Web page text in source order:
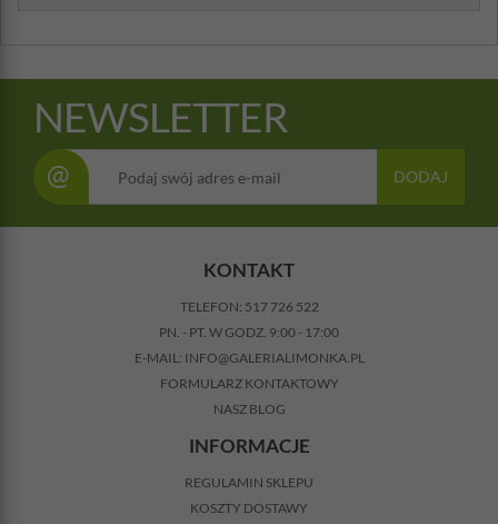
NEWSLETTER
@ DODAJ
KONTAKT
TELEFON: 517 726 522
PN. - PT. W GODZ. 9:00 - 17:00
E-MAIL: INFO@GALERIALIMONKA.PL
FORMULARZ KONTAKTOWY
NASZ BLOG
INFORMACJE
REGULAMIN SKLEPU
KOSZTY DOSTAWY